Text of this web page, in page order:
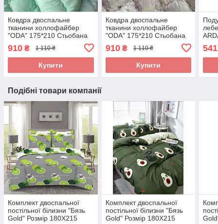
Ковдра двоспальне
тканини холлофайбер
"ODA" 175*210 Стьобана
910 ₴ 1 110 ₴
Купити
Ковдра двоспальне
тканини холлофайбер
"ODA" 175*210 Стьобана
910₴ 1 110 ₴
Купити
541
Подібні товари компанії
Комплект двоспальної
постільної білизни "Бязь
Gold" Розмір 180Х215
Комплект двоспальної
постільної білизни "Бязь
Gold" Розмір 180Х215